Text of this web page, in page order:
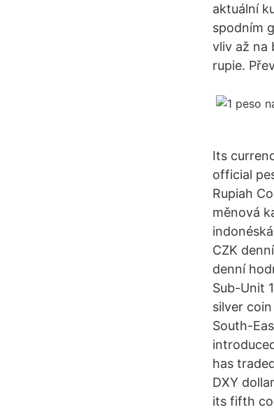
aktuální
spodním
vliv až na
rupie.
Its
official
Rupiah
měnová
CZK
denní
Sub-Unit
silver
South-
has
DXY
its fifth